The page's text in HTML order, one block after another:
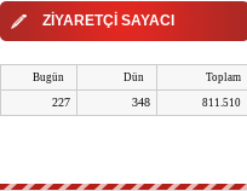
ZİYARETÇİ SAYACI
Bugün Dün Toplam
227 348 811.510